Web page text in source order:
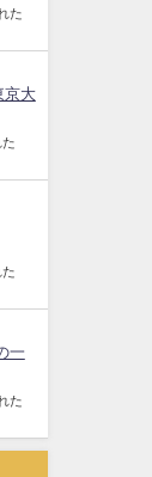
た
京大
一
た